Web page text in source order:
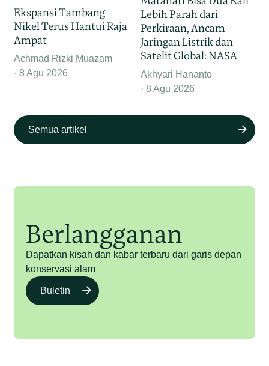
Ekspansi Tambang
Nikel Terus Hantui Raja
Ampat
Achmad Rizki Muazam
8 Agu 2026
Lebih Parah dari
Perkiraan, Ancam
Jaringan Listrik dan
Satelit Global: NASA
Akhyari Hananto
8 Agu 2026
Semua artikel
Berlangganan
Dapatkan kisah dan kabar terbaru dari garis depan
konservasi alam
Buletin